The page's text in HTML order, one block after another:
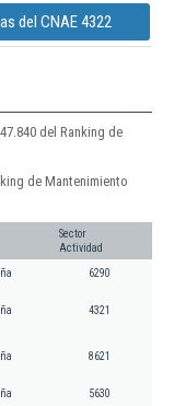
del CNAE 4322
del Ranking de
de Mantenimiento
Sector
Actividad
6290
4321
8621
5630